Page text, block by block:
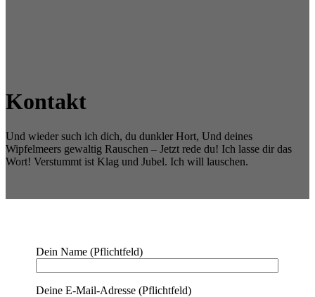
Kontakt
Und wieder such ich dich, du dunkler Hort, Und deines
Wipfelmeers gewaltig Rauschen – Jetzt rede du! Ich lasse dir das
Wort! Verstummt ist Klag und Jubel. Ich will lauschen.
Dein Name (Pflichtfeld)
Deine E-Mail-Adresse (Pflichtfeld)